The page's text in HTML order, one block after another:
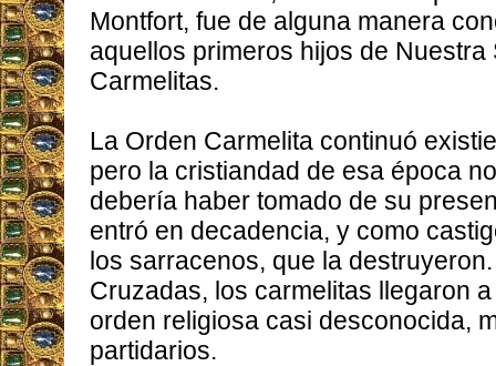
Montfort, fue de alguna manera
aquellos primeros hijos de Nuestra
Carmelitas.
La Orden Carmelita continuó
pero la cristiandad de esa época
debería haber tomado de su
entró en decadencia, y como
los sarracenos, que la
Cruzadas, los carmelitas llegaron
orden religiosa casi desconocida,
partidarios.